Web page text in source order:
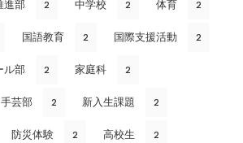
進部 2 中学校 2 体育 2
国語教育 2 国際支援活動 2
ル部 2 家庭科 2
手芸部 2 新入生課題 2
防災体験 2 高校生 2